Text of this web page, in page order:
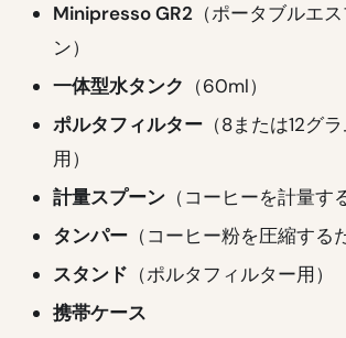
Minipresso GR2 （ポータブルエ
ン）
一体型水タンク （60ml）
ポルタフィルター （8または12グ
用）
計量スプーン （コーヒーを計量す
タンパー （コーヒー粉を圧縮する
スタンド （ポルタフィルター用）
携帯ケース